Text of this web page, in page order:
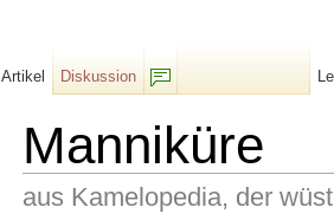
Manniküre
aus Kamelopedia, der
Artikel
Diskussion